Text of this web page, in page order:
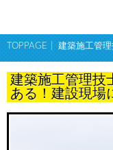
TOPPAGE 建築施工管
建築施工管理技
ある！建設現場